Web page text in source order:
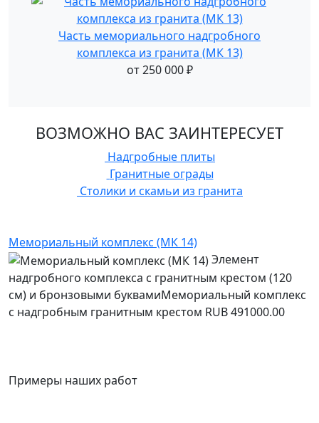
Часть мемориального надгробного
комплекса из гранита (МК 13)
от 250 000₽
ВОЗМОЖНО ВАС ЗАИНТЕРЕСУЕТ
Надгробные плиты
Гранитные ограды
Столики и скамьи из гранита
Мемориальный комплекс (МК 14)
Элемент
надгробного комплекса с гранитным крестом (120
см) и бронзовыми буквамиМемориальный комплекс
с надгробным гранитным крестом RUB491000.00
Примеры наших работ